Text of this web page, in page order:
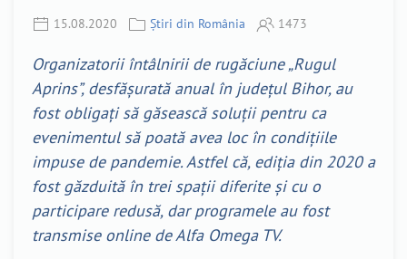
15.08.2020 Știri din România 1473
Organizatorii întâlnirii de rugăciune „Rugul
Aprins”, desfășurată anual în județul Bihor, au
fost obligați să găsească soluții pentru ca
evenimentul să poată avea loc în condițiile
impuse de pandemie. Astfel că, ediția din 2020 a
fost găzduită în trei spații diferite și cu o
participare redusă, dar programele au fost
transmise online de Alfa Omega TV.